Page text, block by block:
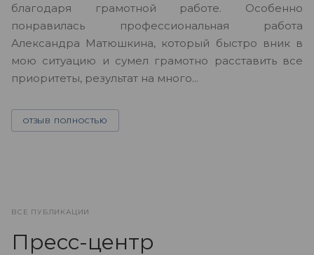
благодаря грамотной работе. Особенно
понравилась профессиональная работа
Александра Матюшкина, который быстро вник в
мою ситуацию и сумел грамотно расставить все
приоритеты, результат на много...
ОТЗЫВ ПОЛНОСТЬЮ
ВСЕ ПУБЛИКАЦИИ
Пресс-центр